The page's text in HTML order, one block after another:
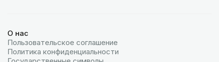
О нас
Пользовательское соглашение
Политика конфиденциальности